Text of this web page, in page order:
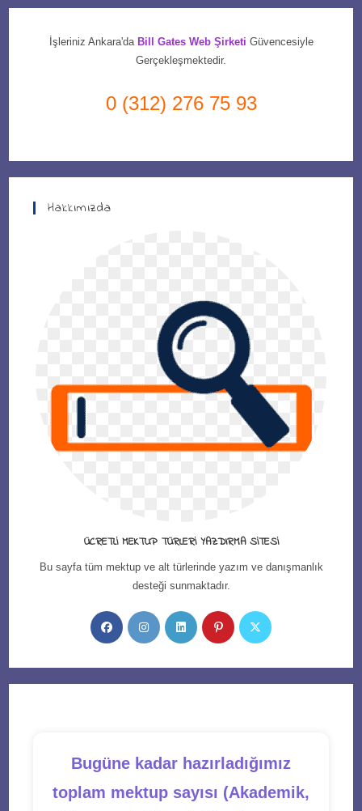
İşleriniz Ankara'da Bill Gates Web Şirketi Güvencesiyle
Gerçekleşmektedir.
0 (312) 276 75 93
Hakkımızda
ÜCRETLI MEKTUP TÜRLERI YAZDIRMA SITESI
Bu sayfa tüm mektup ve alt türlerinde yazım ve danışmanlık
desteği sunmaktadır.
Opens
in
Opens
in
Opens
in
Opens
in
Opens
Bugüne kadar hazırladığımız
toplam mektup sayısı (Akademik,